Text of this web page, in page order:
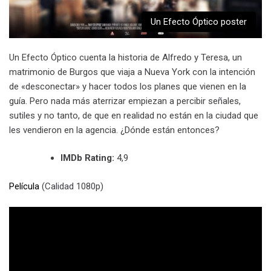
Un Efecto Óptico poster
Un Efecto Óptico cuenta la historia de Alfredo y Teresa, un
matrimonio de Burgos que viaja a Nueva York con la intención
de «desconectar» y hacer todos los planes que vienen en la
guía. Pero nada más aterrizar empiezan a percibir señales,
sutiles y no tanto, de que en realidad no están en la ciudad que
les vendieron en la agencia. ¿Dónde están entonces?
IMDb Rating: 4,9
Película (Calidad 1080p)